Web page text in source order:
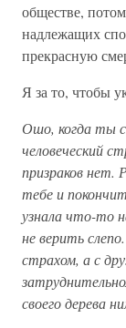
обществе,
надлежащих
прекрасную
Я за то, чтобы
Ошо, когда ты
человеческий
призраков нет.
тебе и
узнала что-то
не верить
страхом, а с
своего дерева